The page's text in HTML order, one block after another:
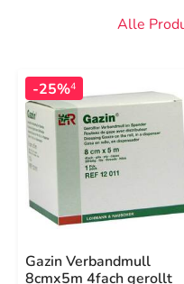
Alle
-25%4
Gazin Verbandmull
8cmx5m 4fach gerollt